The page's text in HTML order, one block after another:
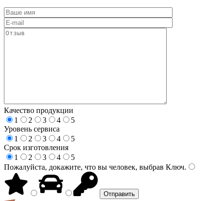
Качество продукции
1
2 3 4
5
Уровень сервиса
1
2 3 4
5
Срок изготовления
1
2 3 4
5
Пожалуйста, докажите, что вы человек, выбрав Ключ.